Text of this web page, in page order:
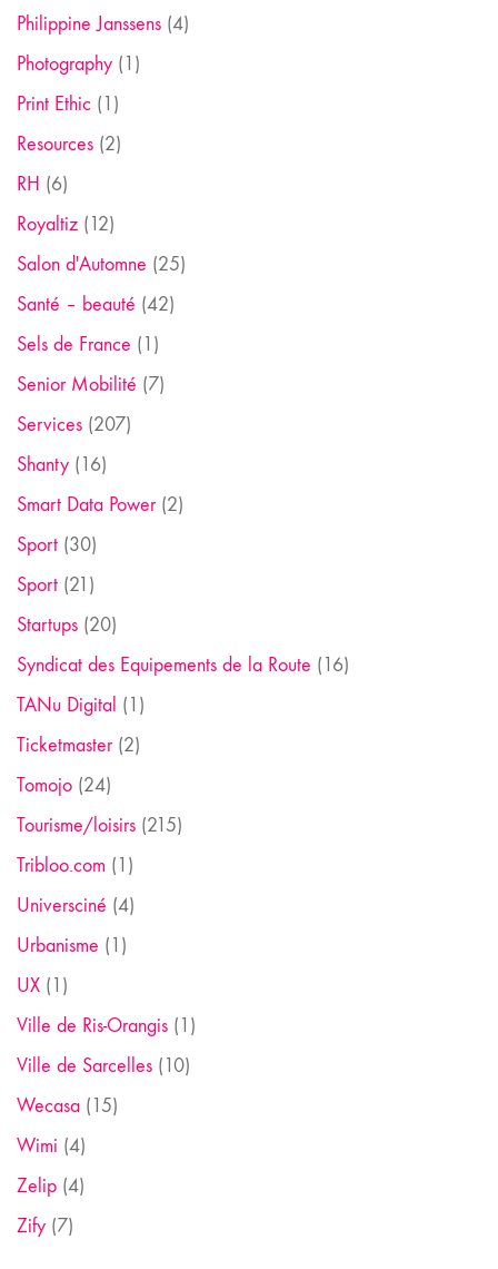
Philippine Janssens (4)
Photography (1)
Print Ethic (1)
Resources (2)
RH (6)
Royaltiz (12)
Salon d'Automne (25)
Santé – beauté (42)
Sels de France (1)
Senior Mobilité (7)
Services (207)
Shanty (16)
Smart Data Power(2)
Sport (30)
Sport (21)
Startups (20)
Syndicat des Equipements de la Route (16)
TANu Digital (1)
Ticketmaster(2)
Tomojo (24)
Tourisme/loisirs (215)
Tribloo.com (1)
Universciné (4)
Urbanisme (1)
UX (1)
Ville de Ris-Orangis (1)
Ville de Sarcelles (10)
Wecasa (15)
Wimi (4)
Zelip (4)
Zify (7)